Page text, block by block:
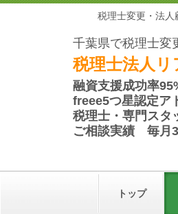
税理士変更・法
千葉県で税理士変
税理士法人リ
融資支援成功率
freee5つ星認定ア
税理士・専門スタ
ご相談実績 毎月
トップ